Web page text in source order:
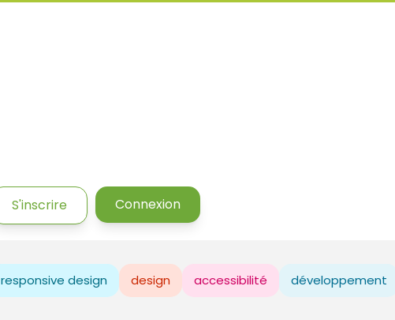
S'inscrire Connexion
responsive design design accessibilité développement